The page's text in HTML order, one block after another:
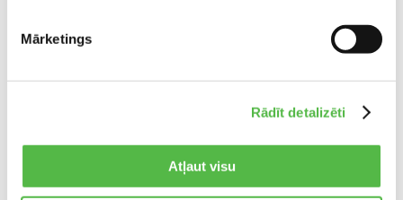
Mārketings
Rādīt detalizēti
Atļaut visu